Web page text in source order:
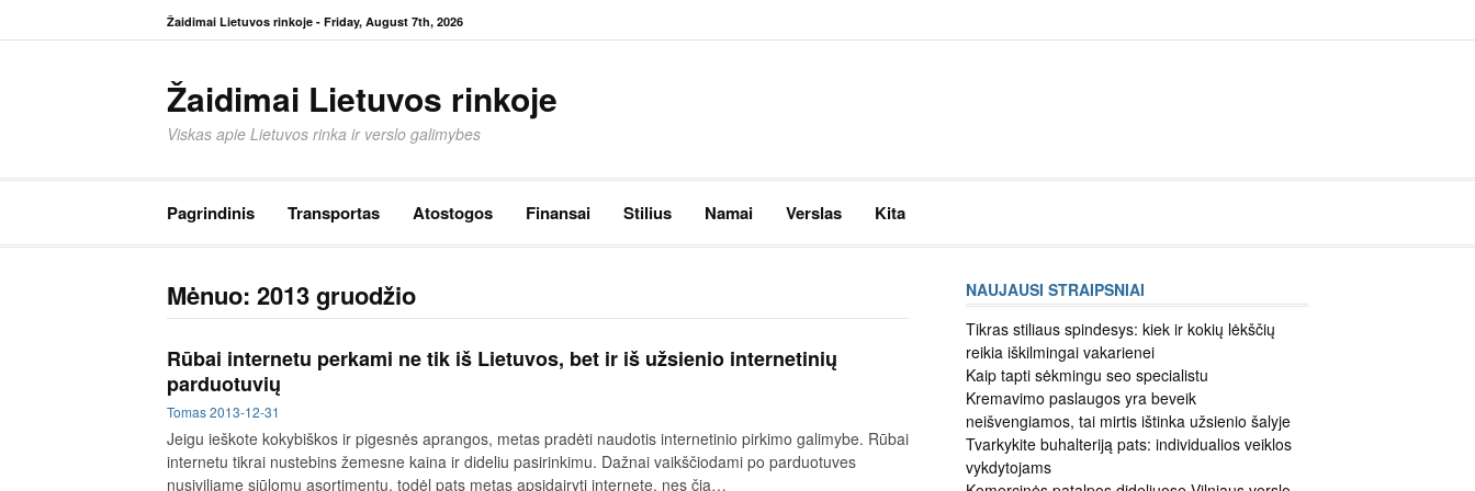
Žaidimai Lietuvos rinkoje - Friday, August 7th, 2026
straipsnį
Žaidimai Lietuvos rinkoje
Viskas apie Lietuvos rinka ir verslo galimybes
Pagrindinis Transportas Atostogos Finansai Stilius Namai Verslas Kita
Mėnuo: 2013 gruodžio
Rūbai internetu perkami ne tik iš Lietuvos, bet ir iš užsienio internetinių
parduotuvių
Tomas2013-12-31
Jeigu ieškote kokybiškos ir pigesnės aprangos, metas pradėti naudotis internetinio pirkimo galimybe. Rūbai
internetu tikrai nustebins žemesne kaina ir dideliu pasirinkimu. Dažnai vaikščiodami po parduotuves
nusiviliame siūlomu asortimentu, todėl pats metas apsidairyti internete, nes čia…
NAUJAUSI STRAIPSNIAI
Tikras stiliaus spindesys: kiek ir kokių lėkščių
reikia iškilmingai vakarienei
Kaip tapti sėkmingu seo specialistu
Kremavimo paslaugos yra beveik
neišvengiamos, tai mirtis ištinka užsienio šalyje
Tvarkykite buhalteriją pats: individualios veiklos
vykdytojams